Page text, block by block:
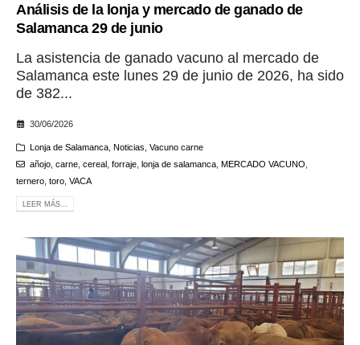
Análisis de la lonja y mercado de ganado de
Salamanca 29 de junio
La asistencia de ganado vacuno al mercado de
Salamanca este lunes 29 de junio de 2026, ha sido
de 382...
30/06/2026
Lonja de Salamanca, Noticias Vacuno carne
añojo, carne, cereal, forraje, lonja de salamanca, MERCADO VACUNO
ternero toro VACA
LEER MÁS...